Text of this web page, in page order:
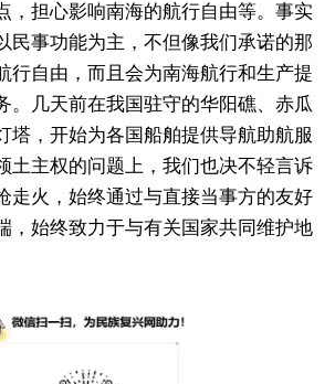
，担心影响南海的航行自由等。事实
民事功能为主，不但像我们承诺的那
行自由，而且会为南海航行和生产提
。几天前在我国驻守的华阳礁、赤瓜
塔，开始为各国船舶提供导航助航服
土主权的问题上，我们也决不轻言诉
走火，始终通过与直接当事方的友好
，始终致力于与有关国家共同维护地